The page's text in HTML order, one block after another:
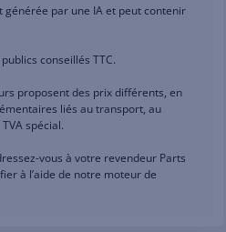
générée par une IA et peut contenir
conseillés TTC.
proposent des prix différents, en
liés au transport, au
spécial.
vous à votre revendeur Parts
à l’aide de notre moteur de